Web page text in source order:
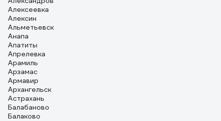
Алексеевка
Алексин
Альметьевск
Анапа
Апатиты
Апрелевка
Арамиль
Арзамас
Армавир
Архангельск
Астрахань
Балабаново
Балаково